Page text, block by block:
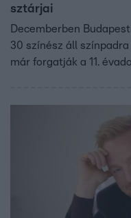
sztárjai
Decemberben
30 színész áll
már forgatják a 11.